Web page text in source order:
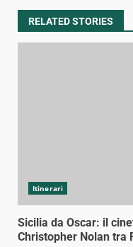
RELATED STORIES
Itinerari
Sicilia da Oscar: il
Christopher Nolan tra